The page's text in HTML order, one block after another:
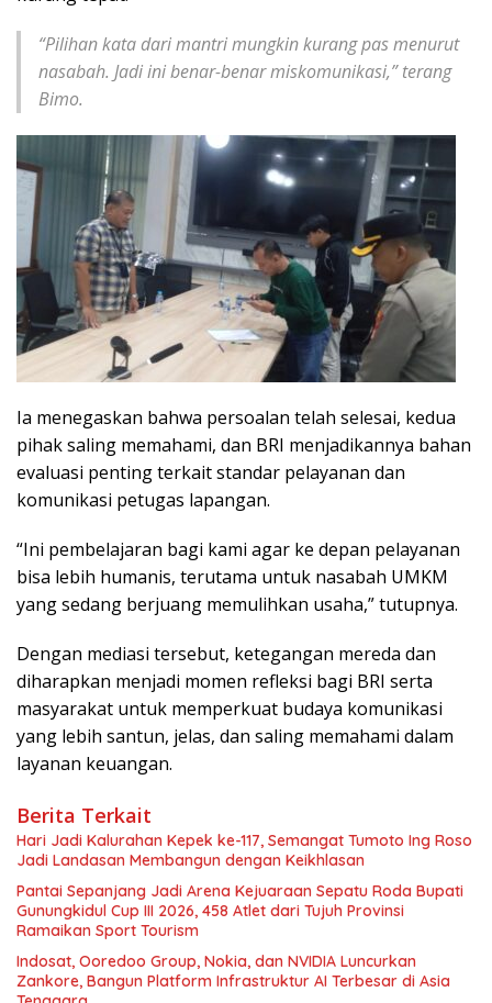
“Pilihan kata dari mantri mungkin kurang pas menurut
nasabah. Jadi ini benar-benar miskomunikasi,” terang
Bimo.
Ia menegaskan bahwa persoalan telah selesai, kedua
pihak saling memahami, dan BRI menjadikannya bahan
evaluasi penting terkait standar pelayanan dan
komunikasi petugas lapangan.
“Ini pembelajaran bagi kami agar ke depan pelayanan
bisa lebih humanis, terutama untuk nasabah UMKM
yang sedang berjuang memulihkan usaha,” tutupnya.
Dengan mediasi tersebut, ketegangan mereda dan
diharapkan menjadi momen refleksi bagi BRI serta
masyarakat untuk memperkuat budaya komunikasi
yang lebih santun, jelas, dan saling memahami dalam
layanan keuangan.
Berita Terkait
Hari Jadi Kalurahan Kepek ke-117, Semangat Tumoto Ing Roso
Jadi Landasan Membangun dengan Keikhlasan
Pantai Sepanjang Jadi Arena Kejuaraan Sepatu Roda Bupati
Gunungkidul Cup III 2026, 458 Atlet dari Tujuh Provinsi
Ramaikan Sport Tourism
Indosat, Ooredoo Group, Nokia, dan NVIDIA Luncurkan
Zankore, Bangun Platform Infrastruktur AI Terbesar di Asia